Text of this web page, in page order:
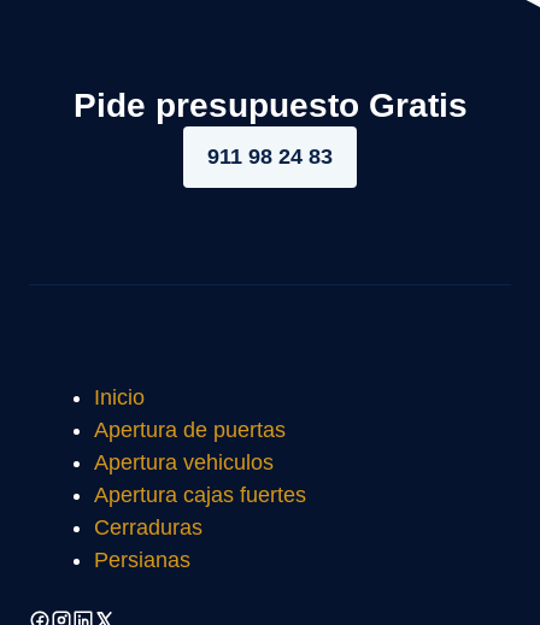
Pide presupuesto Gratis
911 98 24 83
Inicio
Apertura de puertas
Apertura vehiculos
Apertura cajas fuertes
Cerraduras
Persianas